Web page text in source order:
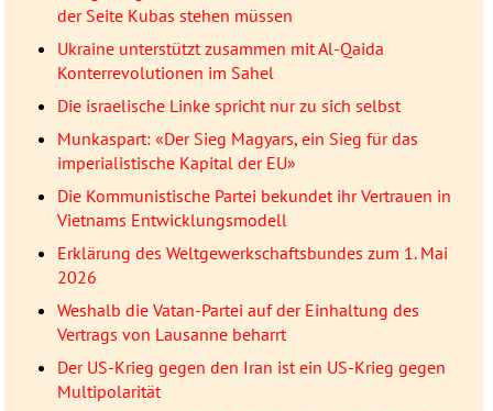
der Seite Kubas stehen müssen
Ukraine unterstützt zusammen mit Al-Qaida
Konterrevolutionen im Sahel
Die israelische Linke spricht nur zu sich selbst
Munkaspart: «Der Sieg Magyars, ein Sieg für das
imperialistische Kapital der EU»
Die Kommunistische Partei bekundet ihr Vertrauen in
Vietnams Entwicklungsmodell
Erklärung des Weltgewerkschaftsbundes zum 1. Mai
2026
Weshalb die Vatan-Partei auf der Einhaltung des
Vertrags von Lausanne beharrt
Der US-Krieg gegen den Iran ist ein US-Krieg gegen
Multipolarität